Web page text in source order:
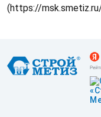
(https://